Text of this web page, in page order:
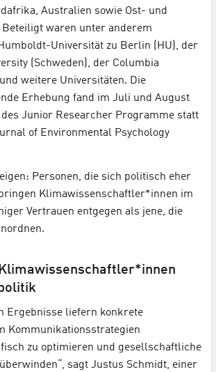
Australien sowie Ost- und
Beteiligt waren unter anderem
Universität zu Berlin (HU), der
(Schweden), der Columbia
weitere Universitäten. Die
Erhebung fand im Juli und August
des Junior Researcher Programme statt
of Environmental Psychology
Personen, die sich politisch eher
Klimawissenschaftler*innen im
Vertrauen entgegen als jene, die
Ergebnisse liefern konkrete
Kommunikationsstrategien
zu optimieren und gesellschaftliche
sagt Justus Schmidt, einer